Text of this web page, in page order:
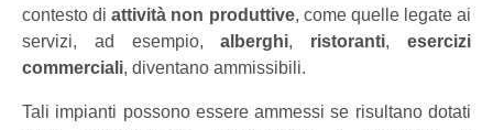
contesto diattività non produttive, come quelle legate ai
servizi, ad esempio,alberghi, ristoranti,esercizi
commerciali, diventano ammissibili.
Tali impianti possono essere ammessi se risultano dotati